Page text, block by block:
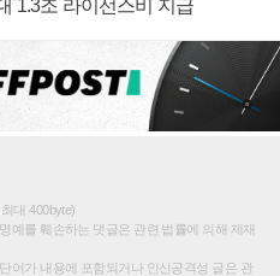
1.3조 라이선스비 지급
대 400byte)
예를 훼손하는 댓글은 관련 법률에 의해 제재
어가 내용에 포함되거나 인신공격성 글은 관